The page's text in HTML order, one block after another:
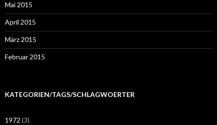
Mai 2015
April 2015
März 2015
Februar 2015
KATEGORIEN/TAGS/SCHLAGWOERTER
1972 (3)